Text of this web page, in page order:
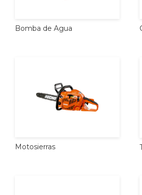
Bomba de Agua
Motosierras